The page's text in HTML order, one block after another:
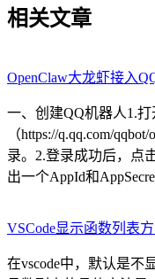
相关文章
OpenClaw大龙虾接入
一、创建QQ机器人1.
（https://q.qq.com/
录。2.登录成功后，点
出一个AppId和
VSCode显示函数列表
在vscode中，默认是不